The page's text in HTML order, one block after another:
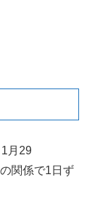
月29
関係で1日ず